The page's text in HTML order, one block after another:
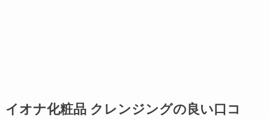
イオナ化粧品 クレンジングの良い口コ